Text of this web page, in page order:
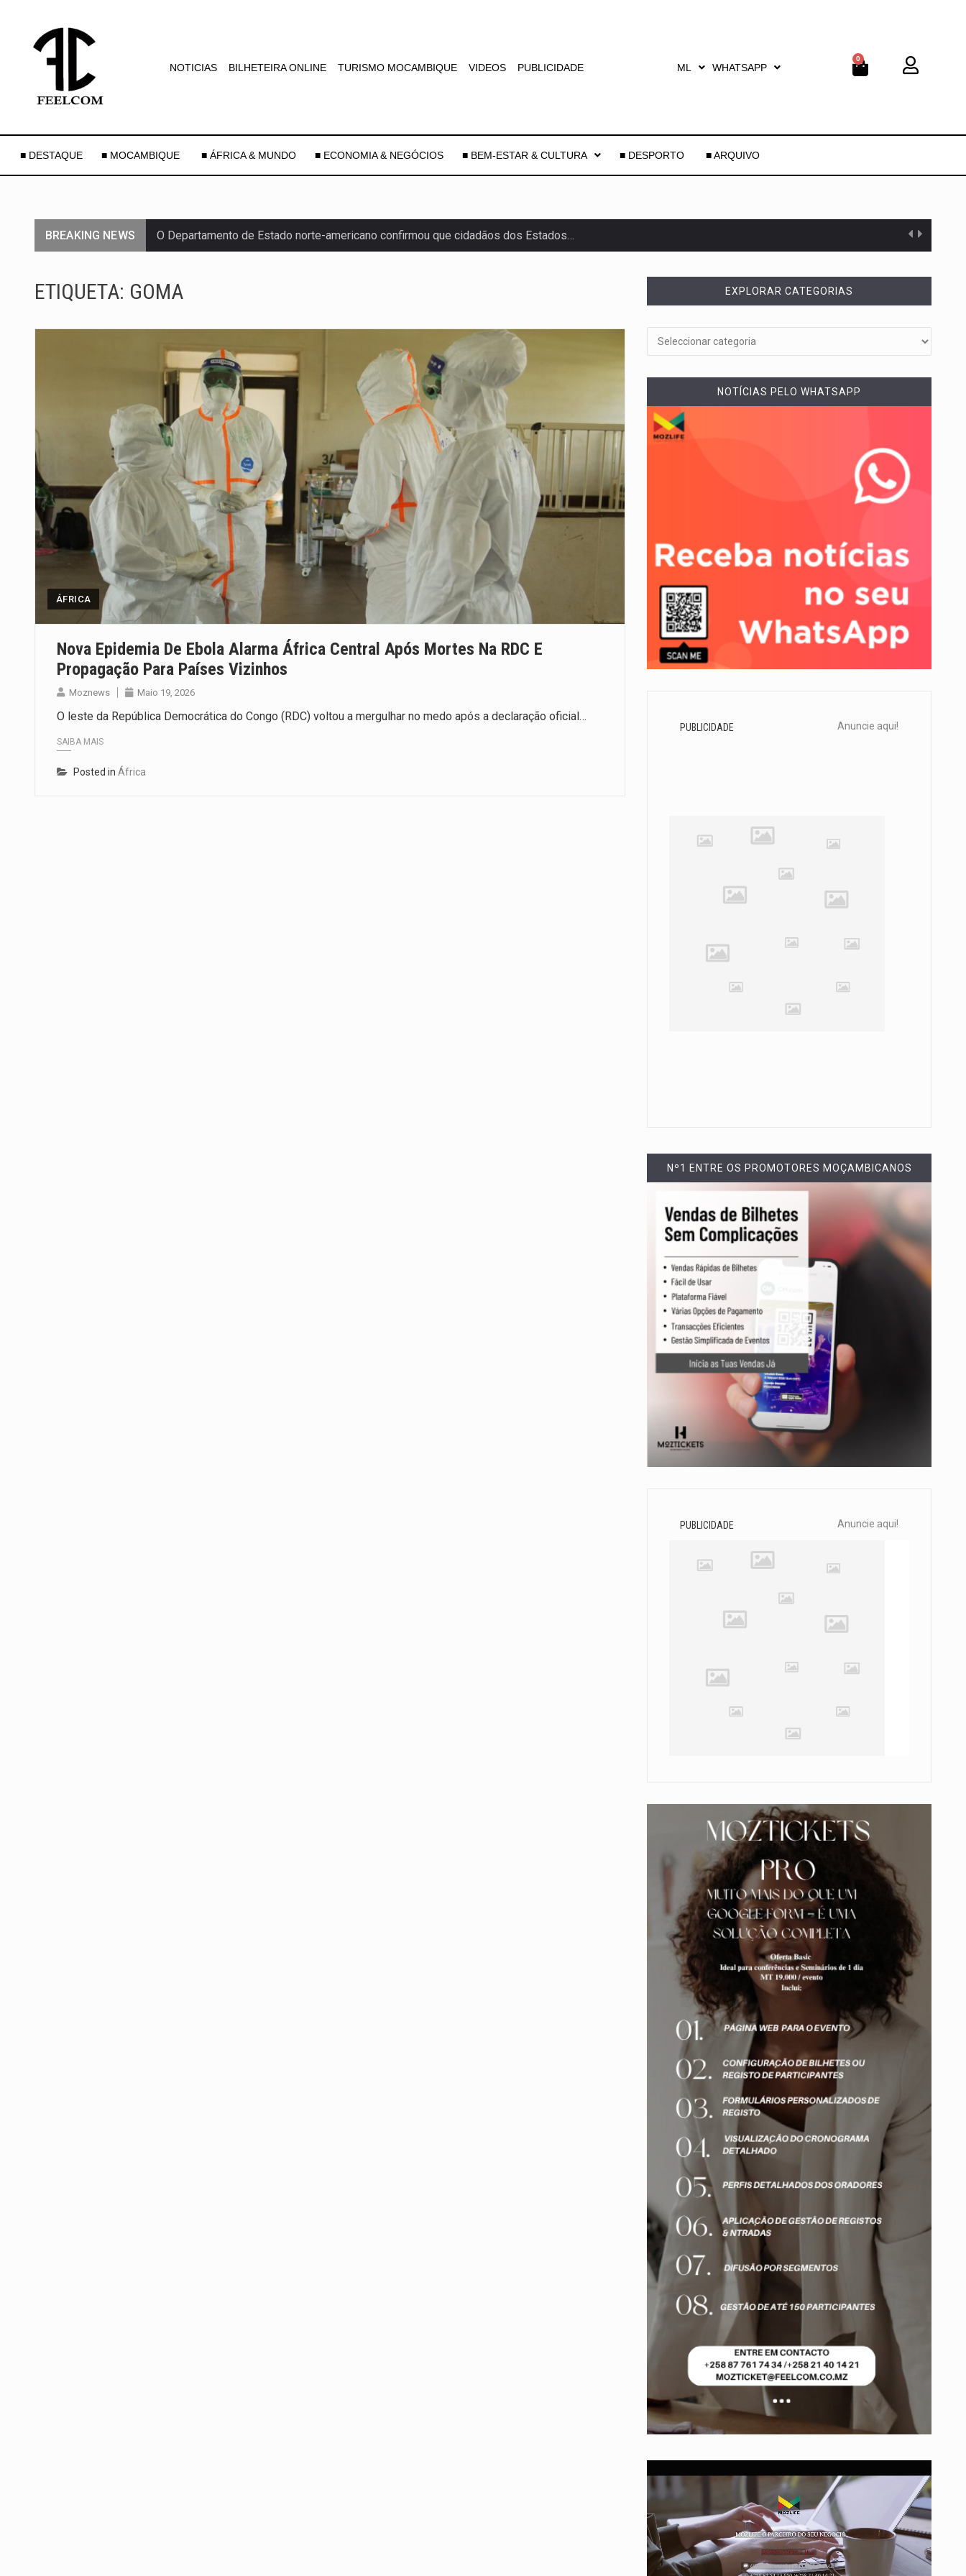
NOTICIAS BILHETEIRA ONLINE TURISMO MOCAMBIQUE VIDEOS PUBLICIDADE ML WHATSAPP
0
■ DESTAQUE ■ MOCAMBIQUE ■ ÁFRICA & MUNDO ■ ECONOMIA & NEGÓCIOS ■ BEM-ESTAR & CULTURA ■ DESPORTO ■ ARQUIVO
BREAKING NEWS O Departamento de Estado norte-americano confirmou que cidadãos dos Estados…
A descoberta representa um marco para a astronomia moderna. Embora…
Segundo as autoridades canadianas, mais de 200 incêndios florestais continuam…
De acordo com as autoridades de saúde da Faixa de…
Um dos casos mais graves envolveu a residência de Sam…
A cidade de Bunia, capital da província de Ituri, tornou-se…
O Senado dos Estados Unidos aprovou, no dia 7 de…
Legislação, renomeada em homenagem ao falecido senador Lindsey Graham, foi…
A nova legislação estabelece um prazo de 180 dias para…
ETIQUETA: GOMA
ÁFRICA
Nova Epidemia De Ebola Alarma África Central Após Mortes Na RDC E
Propagação Para Países Vizinhos
Moznews Maio 19, 2026
O leste da República Democrática do Congo (RDC) voltou a mergulhar no medo após a declaração oficial…
SAIBA MAIS
Posted in África
EXPLORAR CATEGORIAS
NOTÍCIAS PELO WHATSAPP
PUBLICIDADE Anuncie aqui!
Nº1 ENTRE OS PROMOTORES MOÇAMBICANOS
PUBLICIDADE Anuncie aqui!